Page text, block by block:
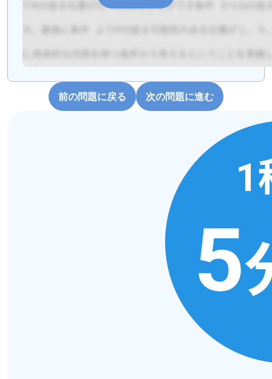
前の問題に戻る 次の問題に進む